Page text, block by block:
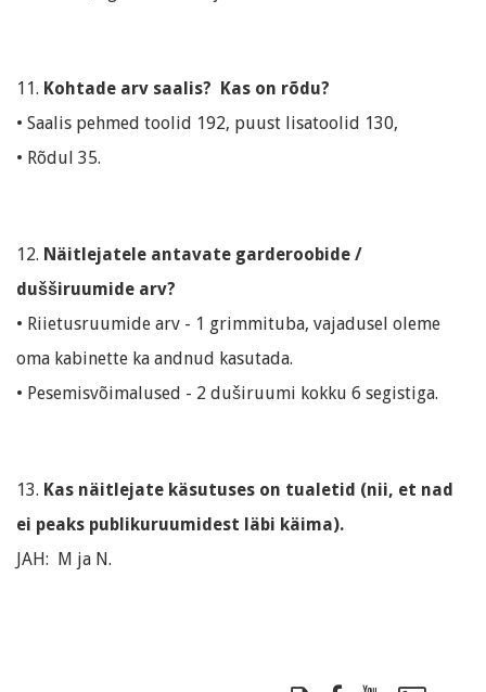
11. Kohtade arv saalis? Kas on rõdu?
• Saalis pehmed toolid 192, puust lisatoolid 130,
• Rõdul 35.
12. Näitlejatele antavate garderoobide /
dušširuumide arv?
• Riietusruumide arv - 1 grimmituba, vajadusel oleme
oma kabinette ka andnud kasutada.
• Pesemisvõimalused - 2 duširuumi kokku 6 segistiga.
13. Kas näitlejate käsutuses on tualetid (nii, et nad
ei peaks publikuruumidest läbi käima).
JAH: M ja N.